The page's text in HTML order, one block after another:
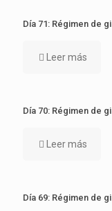
Día 71: Régimen de
Leer más
Día 70: Régimen de
Leer más
Día 69: Régimen de